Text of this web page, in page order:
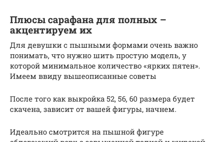
Плюсы сарафана для полных –
акцентируем их
Для девушки с пышными формами очень важно
понимать, что нужно шить простую модель, у
которой минимальное количество «ярких пятен».
Имеем ввиду вышеописанные советы
После того как выкройка 52, 56, 60 размера будет
скачена, зависит от вашей фигуры, начнем.
Идеально смотрится на пышной фигуре